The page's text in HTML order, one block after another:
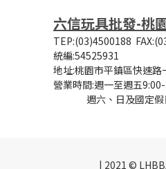
六信玩具批發-桃
TEP:(03)4500188
統編:54525931
地址:桃園市平鎮區快速
營業時間:週一至週五
週六、日及國定假
| 2021 ©